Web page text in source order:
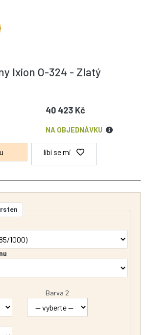
Ixion O-324 - Zlatý
40 423 Kč
NA OBJEDNÁVKU
líbí se mi
Barva 2